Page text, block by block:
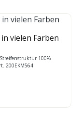
vielen Farben
100%
200EKM564